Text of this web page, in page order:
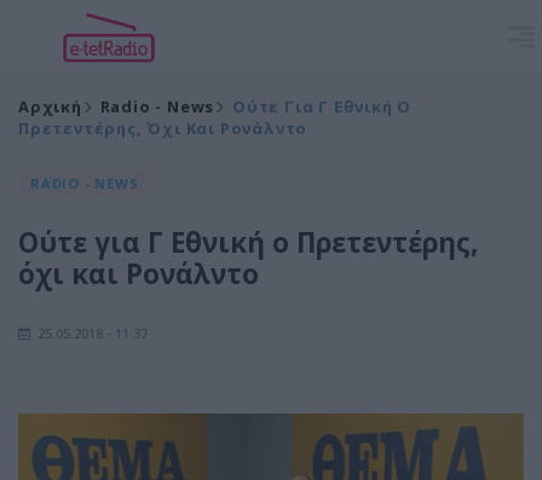
Αρχική Radio - News
Ούτε Για Γ Εθνική Ο
Πρετεντέρης, Όχι Και Ρονάλντο
RADIO - NEWS
Ούτε για Γ Εθνική ο Πρετεντέρης,
όχι και Ρονάλντο
25.05.2018 - 11:37